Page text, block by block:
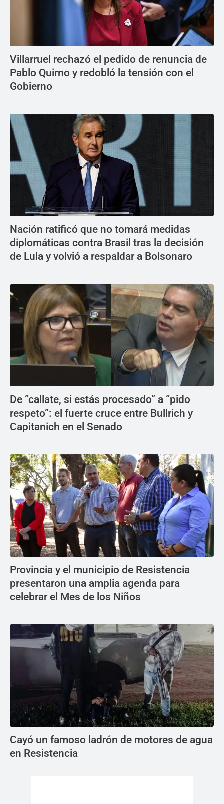
Villarruel rechazó el pedido de renuncia de
Pablo Quirno y redobló la tensión con el
Gobierno
Nación ratificó que no tomará medidas
diplomáticas contra Brasil tras la decisión
de Lula y volvió a respaldar a Bolsonaro
De “callate, si estás procesado” a “pido
respeto”: el fuerte cruce entre Bullrich y
Capitanich en el Senado
Provincia y el municipio de Resistencia
presentaron una amplia agenda para
celebrar el Mes de los Niños
Cayó un famoso ladrón de motores de agua
en Resistencia